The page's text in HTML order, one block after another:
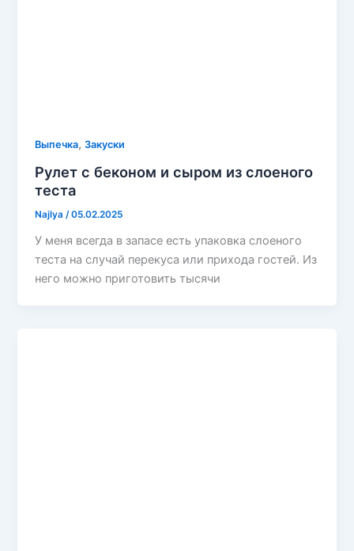
Выпечка,Закуски
Рулет с беконом и сыром из слоеного
теста
Najlya/05.02.2025
У меня всегда в запасе есть упаковка слоеного
теста на случай перекуса или прихода гостей. Из
него можно приготовить тысячи